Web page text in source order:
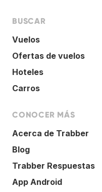
BUSCAR
Vuelos
Ofertas de vuelos
Hoteles
Carros
CONOCER MÁS
Acerca de Trabber
Blog
Trabber Respuestas
App Android